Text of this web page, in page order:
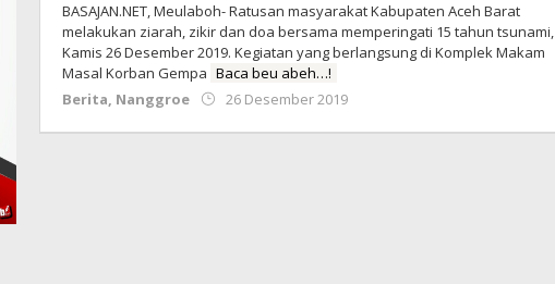
BASAJAN.NET, Meulaboh- Ratusan masyarakat Kabupaten Aceh Barat
melakukan ziarah, zikir dan doa bersama memperingati 15 tahun tsunami,
Kamis 26 Desember 2019. Kegiatan yang berlangsung di Komplek Makam
Masal Korban Gempa Baca beu abeh…!
Berita, Nanggroe 26 Desember 2019
Trisnamal